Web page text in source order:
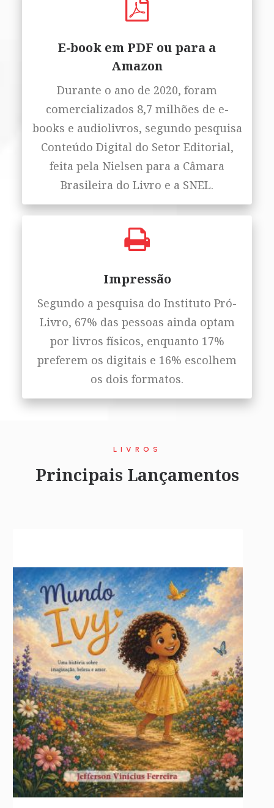
E-book em PDF ou para a
Amazon
Durante o ano de 2020, foram
comercializados 8,7 milhões de e-
books e audiolivros, segundo pesquisa
Conteúdo Digital do Setor Editorial,
feita pela Nielsen para a Câmara
Brasileira do Livro e a SNEL.
Impressão
Segundo a pesquisa do Instituto Pró-
Livro, 67% das pessoas ainda optam
por livros físicos, enquanto 17%
preferem os digitais e 16% escolhem
os dois formatos.
LIVROS
Principais Lançamentos